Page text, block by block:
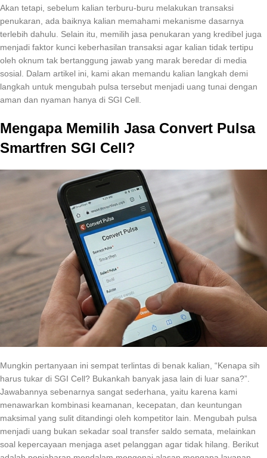
Akan tetapi, sebelum kalian terburu-buru melakukan transaksi
penukaran, ada baiknya kalian memahami mekanisme dasarnya
terlebih dahulu. Selain itu, memilih jasa penukaran yang kredibel juga
menjadi faktor kunci keberhasilan transaksi agar kalian tidak tertipu
oleh oknum tak bertanggung jawab yang marak beredar di media
sosial. Dalam artikel ini, kami akan memandu kalian langkah demi
langkah untuk mengubah pulsa tersebut menjadi uang tunai dengan
aman dan nyaman hanya di SGI Cell.
Mengapa Memilih Jasa Convert Pulsa
Smartfren SGI Cell?
Mungkin pertanyaan ini sempat terlintas di benak kalian, “Kenapa sih
harus tukar di SGI Cell? Bukankah banyak jasa lain di luar sana?”.
Jawabannya sebenarnya sangat sederhana, yaitu karena kami
menawarkan kombinasi keamanan, kecepatan, dan keuntungan
maksimal yang sulit ditandingi oleh kompetitor lain. Mengubah pulsa
menjadi uang bukan sekadar soal transfer saldo semata, melainkan
soal kepercayaan menjaga aset pelanggan agar tidak hilang. Berikut